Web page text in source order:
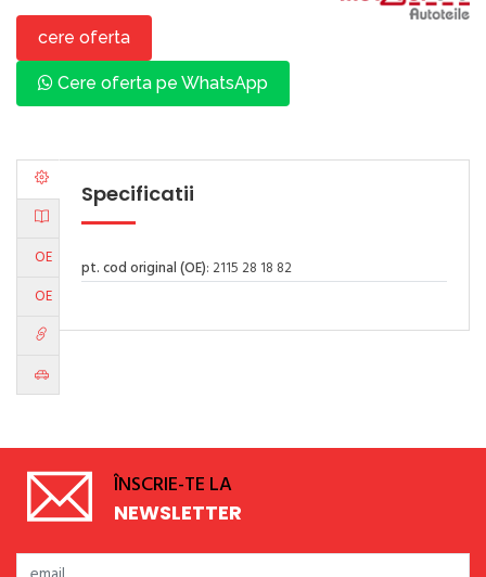
cere oferta
Cere oferta pe WhatsApp
OE
OE
Specificatii
pt. cod original (OE): 2115 28 18 82
ÎNSCRIE-TE LA
NEWSLETTER